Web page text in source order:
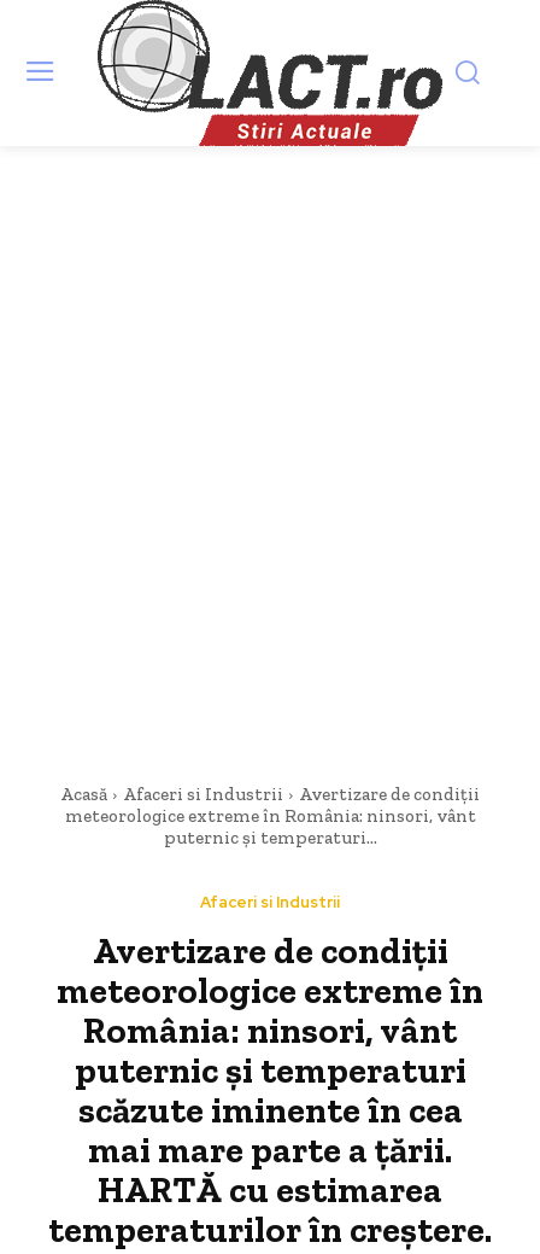
Acasă Afaceri si Industrii
Avertizare de condiții
meteorologice extreme în România: ninsori, vânt
puternic și temperaturi...
Afaceri si Industrii
Avertizare de condiții
meteorologice extreme în
România: ninsori, vânt
puternic și temperaturi
scăzute iminente în cea
mai mare parte a țării.
HARTĂ cu estimarea
temperaturilor în creștere.